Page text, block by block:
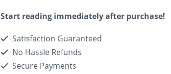
Start reading immediately after purchase!
Satisfaction Guaranteed
No Hassle Refunds
Secure Payments